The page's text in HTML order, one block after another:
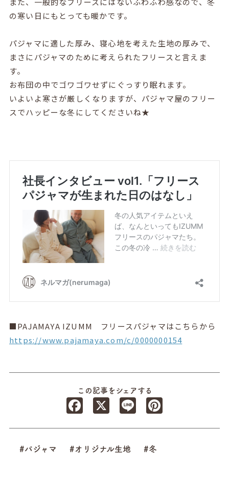
の寒い日にもとっても暖かです。
パジャマに適した厚み、寝心地を考えた生地の厚みで、
まさにパジャマのために考えられたフリースと言えま
す。
お布団の中でゴワゴワせずにぐっすり眠れます。
いよいよ寒さが厳しくなりますが、パジャマ屋のフリー
スでハッピーな冬にしてくださいね★
■PAJAMAYA IZUMM フリースパジャマはこちらから
https://www.pajamaya.com/c/0000000154
この記事をシェアする
Facebook
Line
#パジャマ #オリジナル生地 #冬